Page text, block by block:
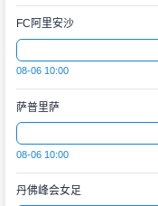
FC阿里安沙
08-06 10:00
萨普里萨
08-06 10:00
丹佛峰会女足